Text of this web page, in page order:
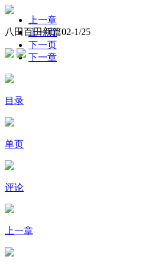
八田百田新篇02-1/25
上一章
上一页
下一页
下一章
目录
单页
评论
上一章